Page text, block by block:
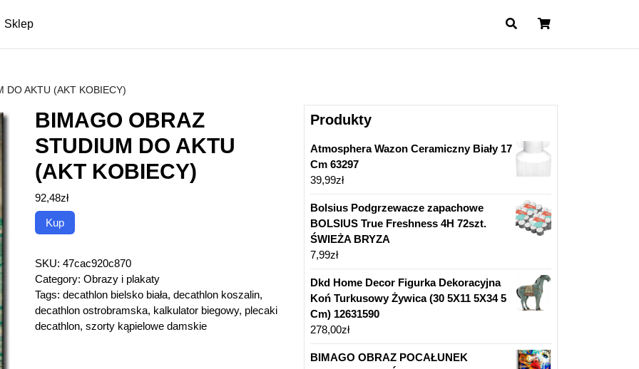
Sklep Cart
DO AKTU (AKT KOBIECY)
BIMAGO OBRAZ
STUDIUM DO AKTU
(AKT KOBIECY)
92,48zł
Kup
SKU: 47cac920c870
Category: Obrazy i plakaty
Tags: decathlon bielsko biała, decathlon koszalin,
decathlon ostrobramska, kalkulator biegowy, plecaki
decathlon, szorty kąpielowe damskie
Produkty
Atmosphera Wazon Ceramiczny Biały 17
Cm 63297
39,99zł
Bolsius Podgrzewacze zapachowe
BOLSIUS True Freshness 4H 72szt.
ŚWIEŻA BRYZA
7,99zł
Dkd Home Decor Figurka Dekoracyjna
Koń Turkusowy Żywica (30 5X11 5X34 5
Cm) 12631590
278,00zł
BIMAGO OBRAZ POCAŁUNEK